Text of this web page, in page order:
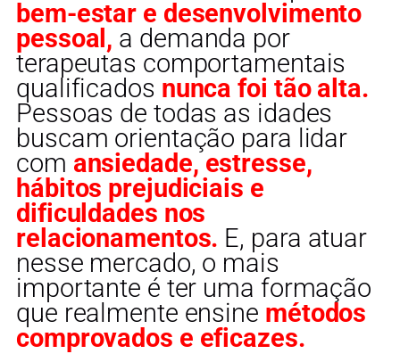
bem-estar e desenvolvimento
pessoal, a demanda por
terapeutas comportamentais
qualificados nunca foi tão alta.
Pessoas de todas as idades
buscam orientação para lidar
com ansiedade, estresse,
hábitos prejudiciais e
dificuldades nos
relacionamentos. E, para atuar
nesse mercado, o mais
importante é ter uma formação
que realmente ensine métodos
comprovados e eficazes.